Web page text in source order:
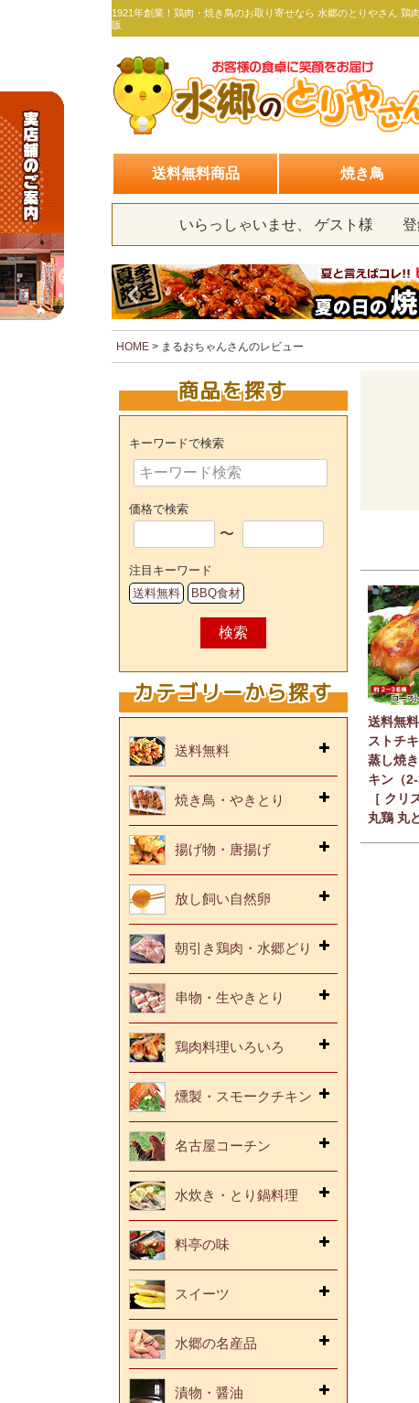
1921年創業！鶏肉・焼き鳥のお取り寄せなら 水郷のとりやさん 鶏
販
送料無料商品 焼き鳥
いらっしゃいませ、 ゲスト様
HOME まるおちゃんさんのレビュー
商品を探す
キーワードで検索
価格で検索
〜
注目キーワード
送料無料
BBQ食材
検索
カテゴリーから探す
送料無料
焼き鳥・やきとり
揚げ物・唐揚げ
放し飼い自然卵
朝引き鶏肉・水郷どり
串物・生やきとり
鶏肉料理いろいろ
燻製・スモークチキン
名古屋コーチン
水炊き・とり鍋料理
料亭の味
スイーツ
水郷の名産品
漬物・醤油
送料無
ストチ
蒸し焼
キン（2-
［ クリ
丸鶏 丸